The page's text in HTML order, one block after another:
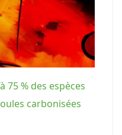
75 % des espèces
carbonisées